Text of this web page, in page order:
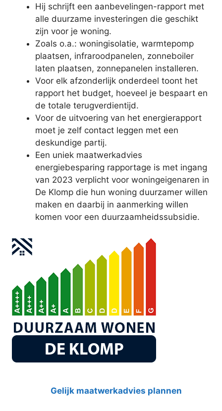
Hij schrijft een aanbevelingen-rapport met
alle duurzame investeringen die geschikt
zijn voor je woning.
Zoals o.a.: woningisolatie, warmtepomp
plaatsen, infraroodpanelen, zonneboiler
laten plaatsen, zonnepanelen installeren.
Voor elk afzonderlijk onderdeel toont het
rapport het budget, hoeveel je bespaart en
de totale terugverdientijd.
Voor de uitvoering van het energierapport
moet je zelf contact leggen met een
deskundige partij.
Een uniek maatwerkadvies
energiebesparing rapportage is met ingang
van 2023 verplicht voor woningeigenaren in
De Klomp die hun woning duurzamer willen
maken en daarbij in aanmerking willen
komen voor een duurzaamheidssubsidie.
Gelijk maatwerkadvies plannen